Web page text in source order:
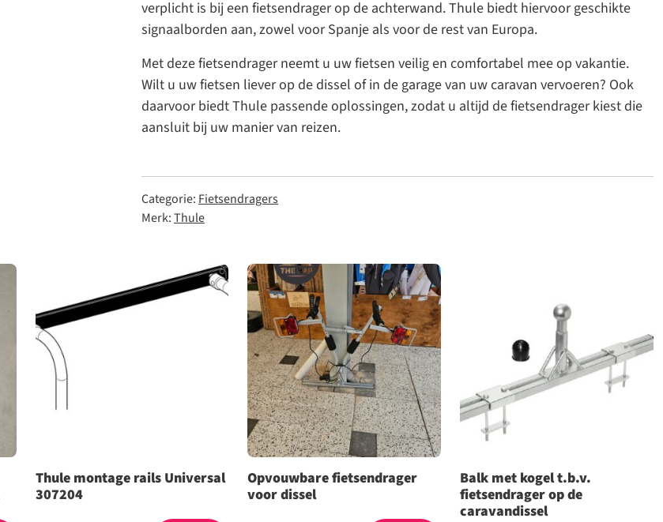
verplicht is bij een fietsendrager op de achterwand. Thule biedt hiervoor geschikte
signaalborden aan, zowel voor Spanje als voor de rest van Europa.
Met deze fietsendrager neemt u uw fietsen veilig en comfortabel mee op vakantie.
Wilt u uw fietsen liever op de dissel of in de garage van uw caravan vervoeren? Ook
daarvoor biedt Thule passende oplossingen, zodat u altijd de fietsendrager kiest die
aansluit bij uw manier van reizen.
Categorie:Fietsendragers
Merk:Thule
Thule montage rails Universal
307204
Opvouwbare fietsendrager
voor dissel
Balk met kogel t.b.v.
fietsendrager op de
caravandissel